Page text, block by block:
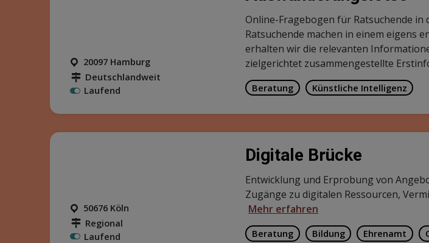
20097 Hamburg
Deutschlandweit
Laufend
Online-Fragebogen für Ratsuchende
Ratsuchende machen in einem eigens
erhalten wir die relevanten
zielgerichtet zusammengestellte
Beratung Künstliche Intelligenz
50676 Köln
Regional
Laufend
Digitale Brücke
Entwicklung und Erprobung von
Zugänge zu digitalen Ressourcen,
Mehr erfahren
Beratung Bildung Ehrenamt